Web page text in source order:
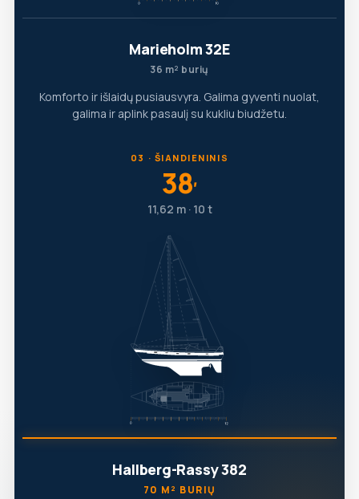
Marieholm 32E
36 m² burių
Komforto ir išlaidų pusiausvyra. Galima gyventi nuolat,
galima ir aplink pasaulį su kukliu biudžetu.
03 · ŠIANDIENINIS
38′
11,62 m · 10 t
Hallberg-Rassy 382
70 M² BURIŲ